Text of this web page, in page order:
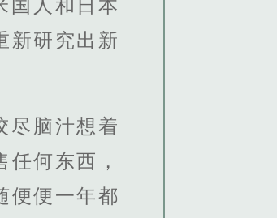
国人和日本
新研究出新
尽脑汁想着
何东西，
便便一年都